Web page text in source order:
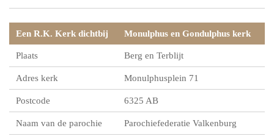
Een R.K. Kerk dichtbij Monulphus en Gondulphus kerk
Plaats Berg en Terblijt
Adres kerk Monulphusplein 71
Postcode 6325 AB
Naam van de parochie Parochiefederatie Valkenburg